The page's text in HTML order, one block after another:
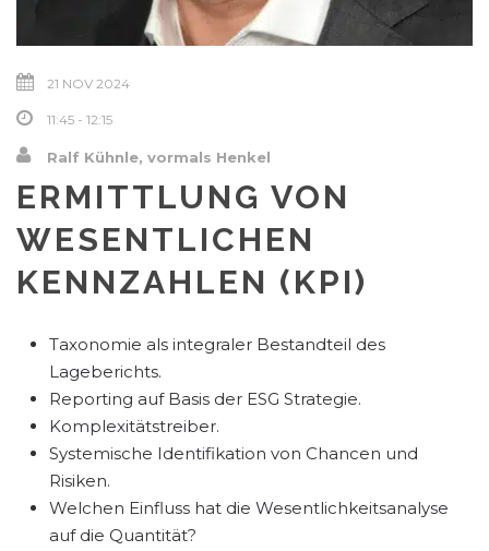
21 NOV 2024
11:45 - 12:15
Ralf Kühnle, vormals Henkel
ERMITTLUNG VON
WESENTLICHEN
KENNZAHLEN (KPI)
Taxonomie als integraler Bestandteil des
Lageberichts.
Reporting auf Basis der ESG Strategie.
Komplexitätstreiber.
Systemische Identifikation von Chancen und
Risiken.
Welchen Einfluss hat die Wesentlichkeitsanalyse
auf die Quantität?